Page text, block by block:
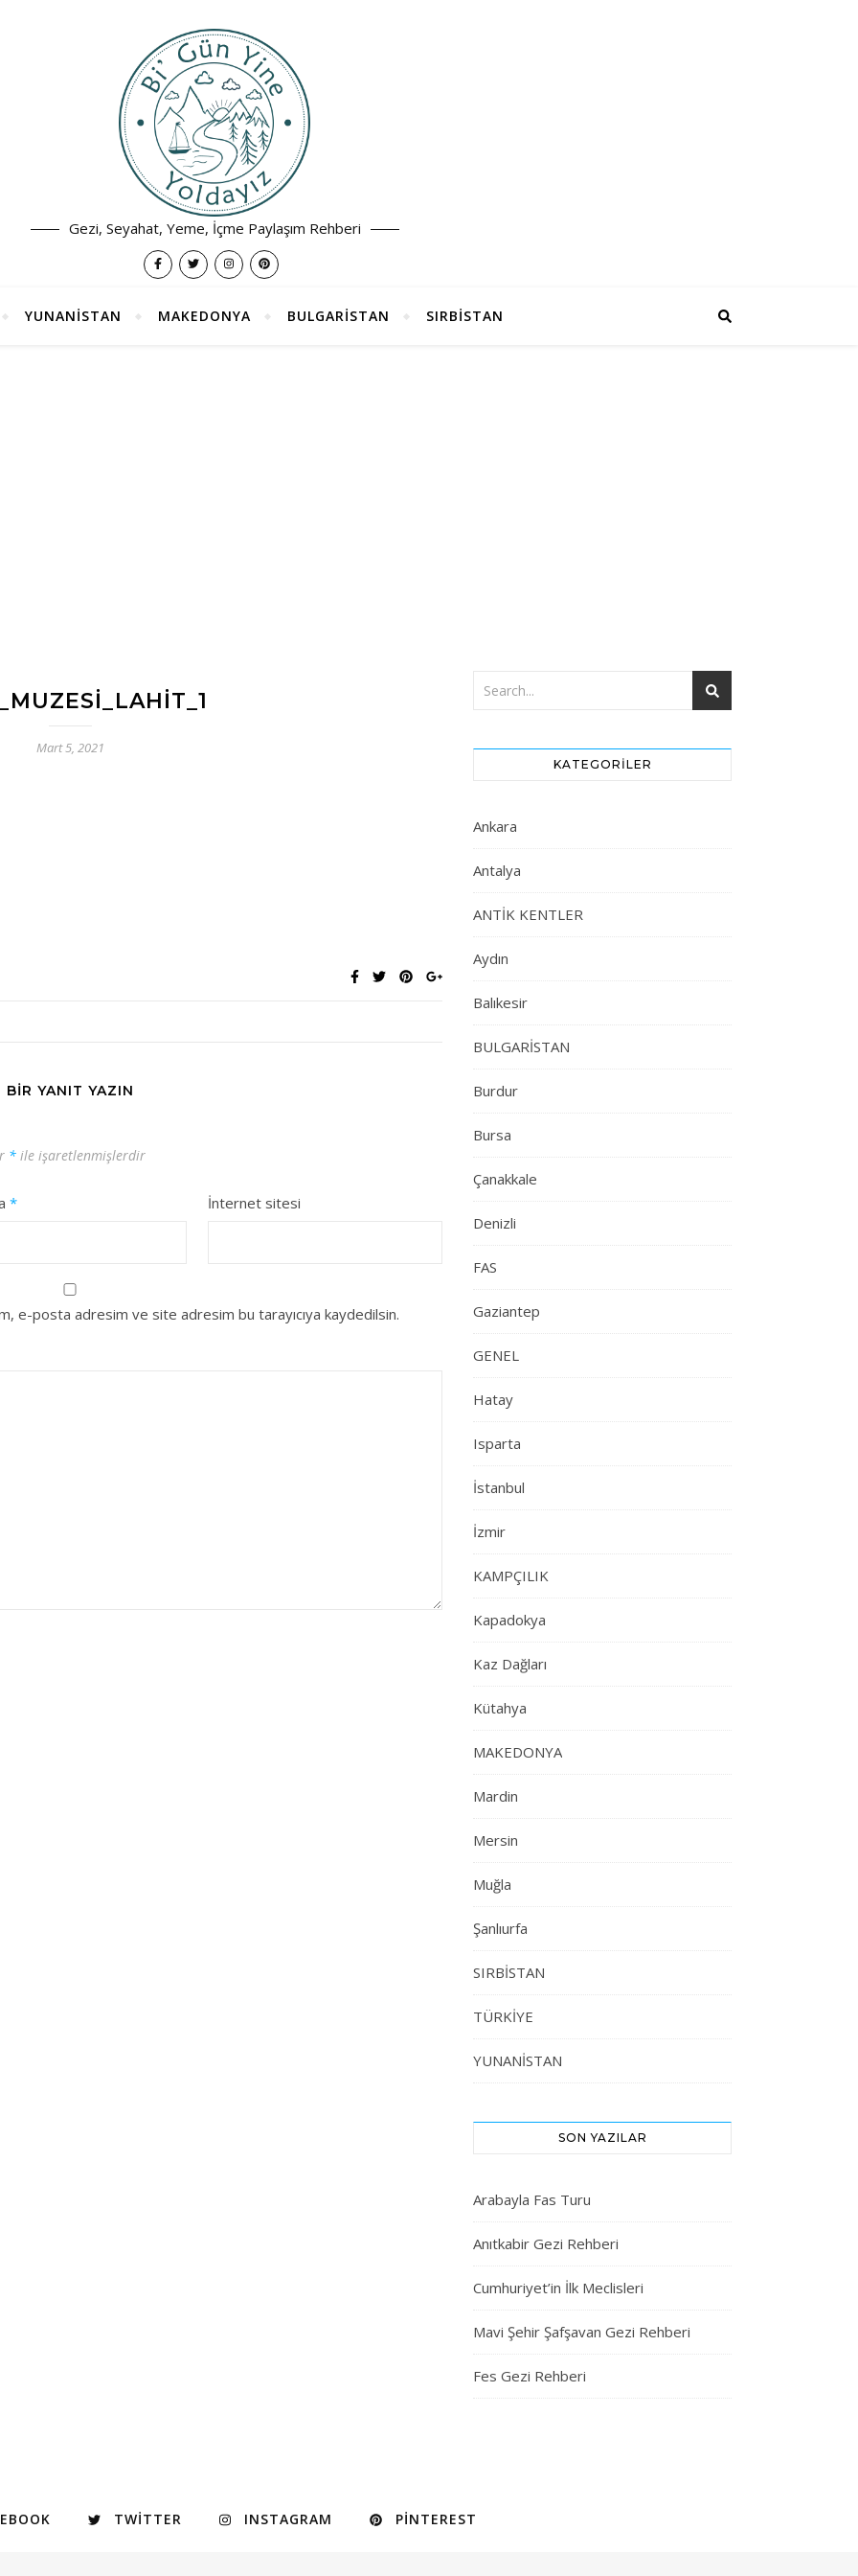
Gezi, Seyahat, Yeme, İçme Paylaşım Rehberi
YUNANİSTAN MAKEDONYA BULGARİSTAN SIRBİSTAN
Mart 5, 2021
BIR YANIT YAZIN
* ile işaretlenmişlerdir
* İnternet sitesi
e-posta adresim ve site adresim bu tarayıcıya kaydedilsin.
KATEGORILER
Ankara
Antalya
ANTİK KENTLER
Aydın
Balıkesir
BULGARİSTAN
Burdur
Bursa
Çanakkale
Denizli
FAS
Gaziantep
GENEL
Hatay
Isparta
İstanbul
İzmir
KAMPÇILIK
Kapadokya
Kaz Dağları
Kütahya
MAKEDONYA
Mardin
Mersin
Muğla
Şanlıurfa
SIRBİSTAN
TÜRKİYE
YUNANİSTAN
SON YAZILAR
Arabayla Fas Turu
Anıtkabir Gezi Rehberi
Cumhuriyet’in İlk Meclisleri
Mavi Şehir Şafşavan Gezi Rehberi
Fes Gezi Rehberi
TWITTER INSTAGRAM PINTEREST